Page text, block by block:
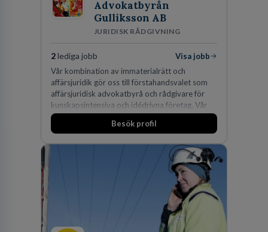
Advokatbyrån
Gulliksson AB
JURIDISK RÅDGIVNING
2 lediga jobb
Visa jobb
Vår kombination av immaterialrätt och
affärsjuridik gör oss till förstahandsvalet som
affärsjuridisk advokatbyrå och rådgivare för
kunskapsintensiva och idédrivna företag. Vår
expertis inom IP-tillgångar har gett oss en
marknadsledande position. Våra klienter väljer
skydda, utveckla och kommersialisera
Besök profil